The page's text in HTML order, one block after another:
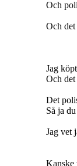
Och
Och
Jag
Och
Det
Så ja
Jag vet
Kanske